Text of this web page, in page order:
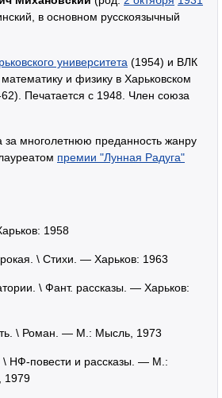
в основном русскоязычный
университета (1954) и ВЛК
и физику в Харьковском
Печатается с 1948. Член союза
за многолетнюю преданность жанру
премии "Лунная Радуга"
1958
\ Стихи. — Харьков: 1963
\ Фант. рассказы. — Харьков:
\ Роман. — М.: Мысль, 1973
\ НФ-повести и рассказы. — М.:
1979